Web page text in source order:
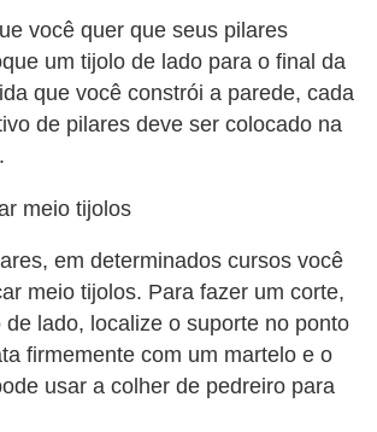
você quer que seus pilares
um tijolo de lado para o final da
que você constrói a parede, cada
de pilares deve ser colocado na
meio tijolos
em determinados cursos você
meio tijolos. Para fazer um corte,
lado, localize o suporte no ponto
firmemente com um martelo e o
usar a colher de pedreiro para